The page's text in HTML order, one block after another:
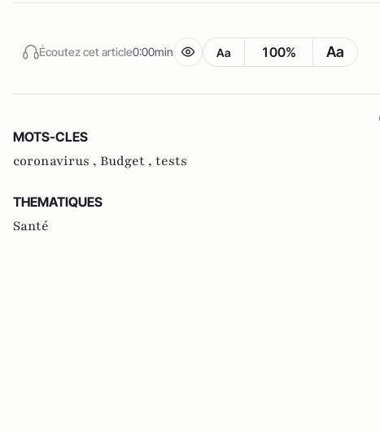
Écoutez cet article0:00min Aa 100% Aa
MOTS-CLES
coronavirus , Budget , tests
THEMATIQUES
Santé